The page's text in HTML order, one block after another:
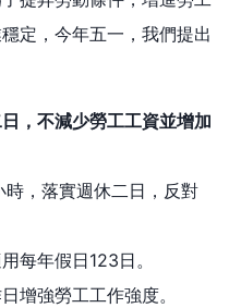
定，今年五一，我們提出
，不減少勞工工資並增加
，落實週休二日，反對
每年假日123日。
增強勞工工作強度。